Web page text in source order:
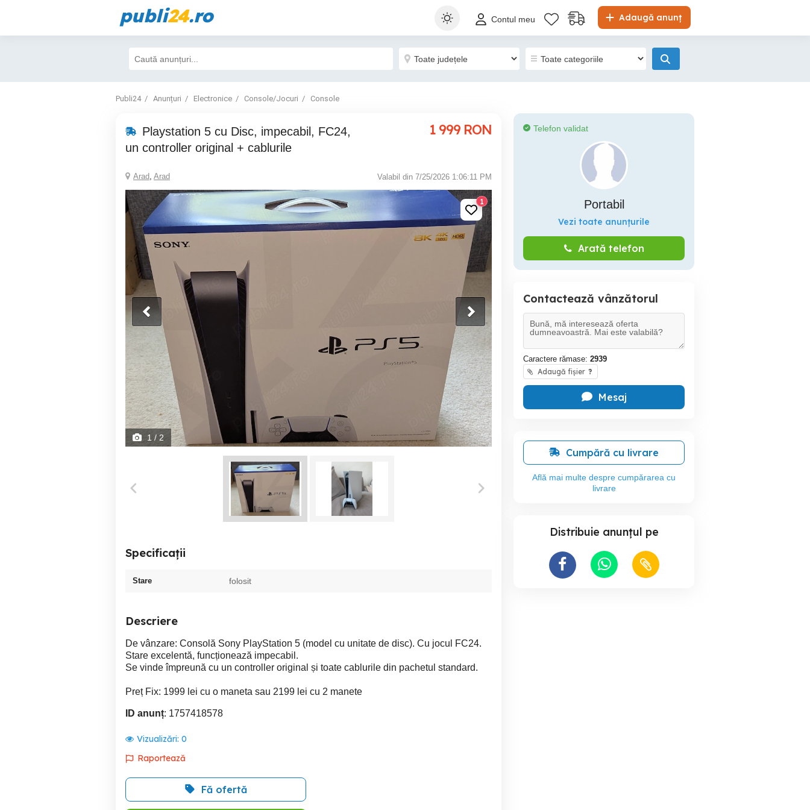
publi24.ro Adaugă anunț
Contul meu
Publi24 Anunțuri Electronice Console/Jocuri Console
Playstation 5 cu Disc, impecabil, FC24,
un controller original + cablurile
1 999 RON
Arad, Arad Valabil din 7/25/2026 1:06:11 PM
1
1 / 2
Specificații
Stare folosit
Descriere
De vânzare: Consolă Sony PlayStation 5 (model cu unitate de disc). Cu jocul FC24.
Stare excelentă, funcționează impecabil.
Se vinde împreună cu un controller original și toate cablurile din pachetul standard.
Preț Fix: 1999 lei cu o maneta sau 2199 lei cu 2 manete
ID anunț: 1757418578
Vizualizări: 0
Raportează
Fă ofertă
Telefon validat
Portabil
Vezi toate anunțurile
Arată telefon
Contactează vânzătorul
Caractere rămase: 2939
Adaugă fișier ?
Mesaj
Cumpără cu livrare
Află mai multe despre cumpărarea cu
livrare
Distribuie anunțul pe